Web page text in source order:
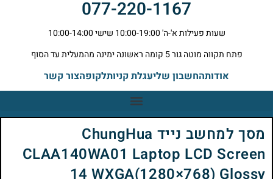
077-220-1167
שעות פעילות א'-ה' 10:00-19:00 שישי 10:00-14:00
פתח תקווה מוטה גור 5 קומה ראשונה ימינה מהמעלית עד הסוף
אודותהחשבון שליעגלת קניותלקופהצור קשר
מסך למחשב נייד ChungHua
CLAA140WA01 Laptop LCD Screen
14 WXGA(1280×768) Glossy